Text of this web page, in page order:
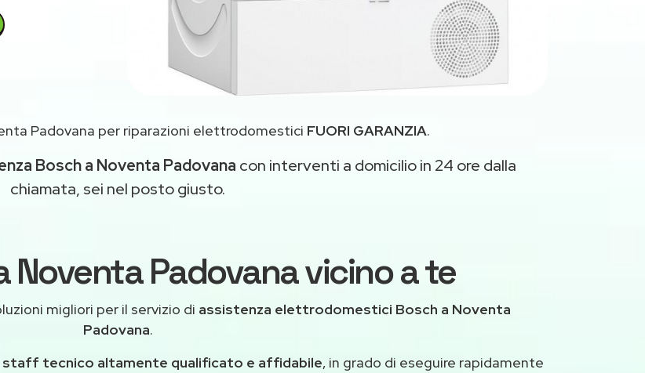
Padovana per riparazioni elettrodomestici FUORI GARANZIA.
Bosch a Noventa Padovana con interventi a domicilio in 24 ore dalla
chiamata, sei nel posto giusto.
Noventa Padovana vicino a te
migliori per il servizio di assistenza elettrodomestici Bosch a Noventa
Padovana.
staff tecnico altamente qualificato e affidabile, in grado di eseguire rapidamente